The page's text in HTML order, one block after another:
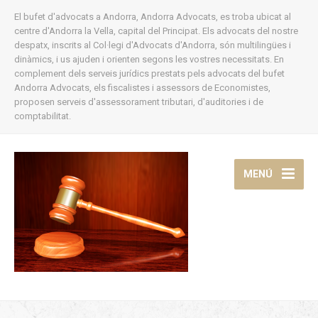
El bufet d'advocats a Andorra, Andorra Advocats, es troba ubicat al
centre d'Andorra la Vella, capital del Principat. Els advocats del nostre
despatx, inscrits al Col·legi d'Advocats d'Andorra, són multilingües i
dinàmics, i us ajuden i orienten segons les vostres necessitats. En
complement dels serveis jurídics prestats pels advocats del bufet
Andorra Advocats, els fiscalistes i assessors de Economistes,
proposen serveis d'assessorament tributari, d'auditories i de
comptabilitat.
MENÚ